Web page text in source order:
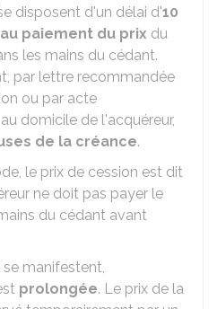
disposent d'un délai d'10
paiement du prix du
les mains du cédant.
par lettre recommandée
ou par acte
domicile de l'acquéreur,
de la créance.
le prix de cession est dit
ne doit pas payer le
du cédant avant
se manifestent,
prolongée. Le prix de la